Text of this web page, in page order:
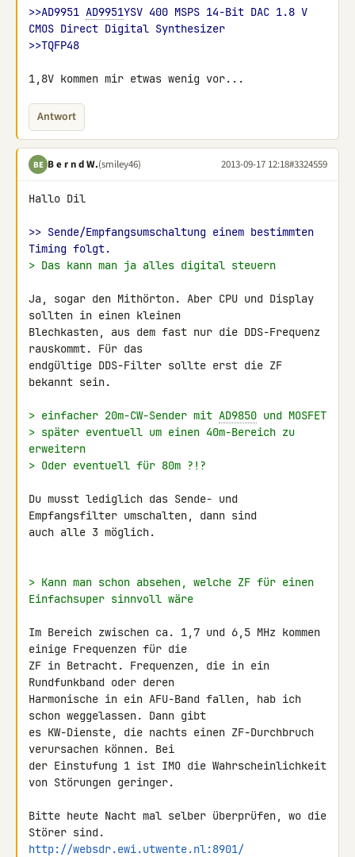
>>AD9951 AD9951YSV 400 MSPS 14-Bit DAC 1.8 V
CMOS Direct Digital Synthesizer
>>TQFP48
1,8V kommen mir etwas wenig vor...
Antwort
BE B e r n d W.(smiley46) 2013-09-17 12:18#3324559
Hallo Dil
>> Sende/Empfangsumschaltung einem bestimmten
Timing folgt.
> Das kann man ja alles digital steuern
Ja, sogar den Mithörton. Aber CPU und Display
sollten in einen kleinen
Blechkasten, aus dem fast nur die DDS-Frequenz
rauskommt. Für das
endgültige DDS-Filter sollte erst die ZF
bekannt sein.
> einfacher 20m-CW-Sender mit AD9850 und MOSFET
> später eventuell um einen 40m-Bereich zu
erweitern
> Oder eventuell für 80m ?!?
Du musst lediglich das Sende- und
Empfangsfilter umschalten, dann sind
auch alle 3 möglich.
> Kann man schon absehen, welche ZF für einen
Einfachsuper sinnvoll wäre
Im Bereich zwischen ca. 1,7 und 6,5 MHz kommen
einige Frequenzen für die
ZF in Betracht. Frequenzen, die in ein
Rundfunkband oder deren
Harmonische in ein AFU-Band fallen, hab ich
schon weggelassen. Dann gibt
es KW-Dienste, die nachts einen ZF-Durchbruch
verursachen können. Bei
der Einstufung 1 ist IMO die Wahrscheinlichkeit
von Störungen geringer.
Bitte heute Nacht mal selber überprüfen, wo die
http://websdr.ewi.utwente.nl:8901/